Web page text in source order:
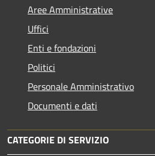
Aree Amministrative
Uffici
Enti e fondazioni
Politici
Personale Amministrativo
Documenti e dati
CATEGORIE DI SERVIZIO